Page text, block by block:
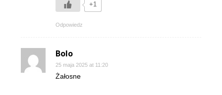
+1
Odpowiedz
Bolo
25 maja 2025 at 11:20
Żałosne